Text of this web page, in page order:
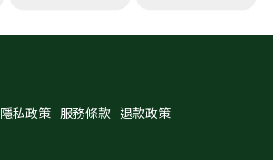
隱私政策 服務條款 退款政策